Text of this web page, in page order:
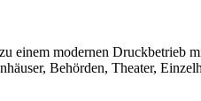
modernen Druckbetrieb
Behörden, Theater,